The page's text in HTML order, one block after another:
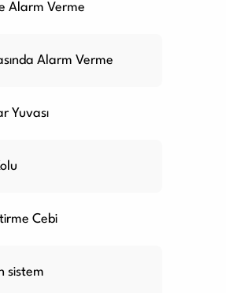
Alarm Verme
Alarm Verme
Yuvası
Cebi
sistem